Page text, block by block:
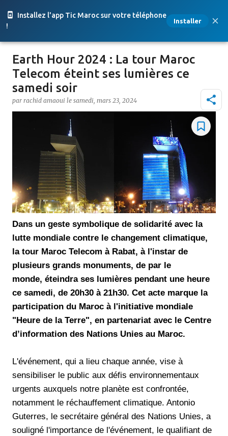
Installez l'app Tic Maroc sur votre téléphone
!
Installer
Accéder au contenu principal
Earth Hour 2024 : La tour Maroc
Telecom éteint ses lumières ce
samedi soir
par rachid amaoui le samedi, mars 23, 2024
Dans un geste symbolique de solidarité avec la
lutte mondiale contre le changement climatique,
la tour Maroc Telecom à Rabat, à l'instar de
plusieurs grands monuments, de par le
monde, éteindra ses lumières pendant une heure
ce samedi, de 20h30 à 21h30. Cet acte marque la
participation du Maroc à l'initiative mondiale
"Heure de la Terre", en partenariat avec le Centre
d’information des Nations Unies au Maroc.
L'événement, qui a lieu chaque année, vise à
sensibiliser le public aux défis environnementaux
urgents auxquels notre planète est confrontée,
notamment le réchauffement climatique. Antonio
Guterres, le secrétaire général des Nations Unies, a
souligné l'importance de l'événement, le qualifiant de